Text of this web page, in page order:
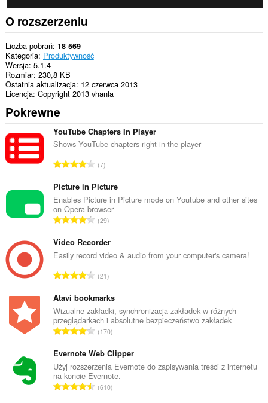
O rozszerzeniu
Liczba pobrań 18 569
Kategoria Produktywność
Wersja 5.1.4
Rozmiar 230,8 KB
Ostatnia aktualizacja 12 czerwca 2013
Licencja Copyright 2013 vhanla
Pokrewne
YouTube Chapters In Player
Shows YouTube chapters right in the player
C
ł
k
o
w
t
a
l
c
z
b
a
c
e
n
:
7
Picture in Picture
Enables Picture in Picture mode on Youtube and other sites
on Opera browser
C
ł
k
w
t
a
l
c
z
b
a
29
Video Recorder
Easily record video & audio from your computer's camera!
C
ł
k
o
w
t
a
l
21
Atavi bookmarks
Wizualne zakładki, synchronizacja zakładek w różnych
przeglądarkach i absolutne bezpieczeństwo zakładek
C
ł
k
o
w
170
Evernote Web Clipper
Użyj rozszerzenia Evernote do zapisywania treści z internetu
na koncie Evernote.
C610